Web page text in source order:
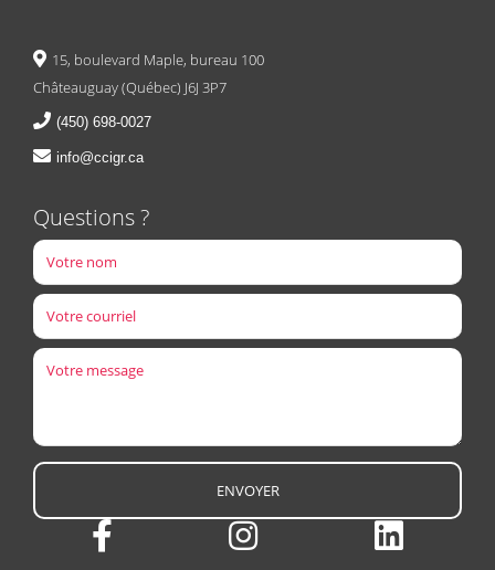
15, boulevard Maple, bureau 100
Châteauguay (Québec) J6J 3P7
(450) 698-0027
info@ccigr.ca
Questions ?